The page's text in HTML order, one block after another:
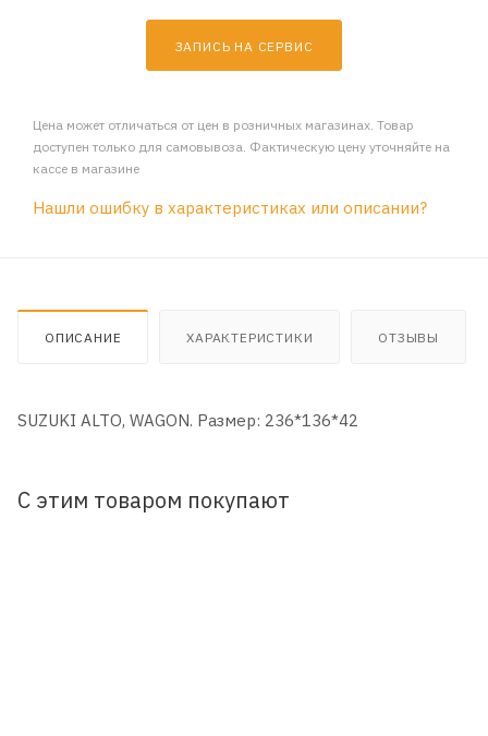
ЗАПИСЬ НА СЕРВИС
Цена может отличаться от цен в розничных магазинах. Товар
доступен только для самовывоза. Фактическую цену уточняйте на
кассе в магазине
Нашли ошибку в характеристиках или описании?
ОПИСАНИЕ ХАРАКТЕРИСТИКИ ОТЗЫВЫ
SUZUKI ALTO, WAGON. Размер: 236*136*42
С этим товаром покупают